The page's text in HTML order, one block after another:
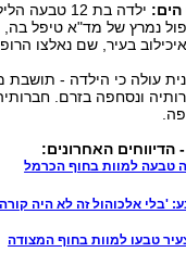
הים:
ילדה בת 12
נמרץ של מד"א טיפל
בעיר, שם נאלצו
עולה כי הילדה - תושבת
ונסחפה בזרם.
האחרונים:
טבעה למוות בחוף הכרמל
'בלי אלכוהול זה לא היה
טבעו למוות בחוף המצודה